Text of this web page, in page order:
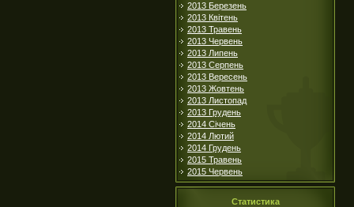
2013 Березень
2013 Квітень
2013 Травень
2013 Червень
2013 Липень
2013 Серпень
2013 Вересень
2013 Жовтень
2013 Листопад
2013 Грудень
2014 Січень
2014 Лютий
2014 Грудень
2015 Травень
2015 Червень
Статистика